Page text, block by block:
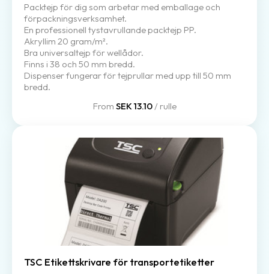
Packtejp för dig som arbetar med emballage och
förpackningsverksamhet.
En professionell tystavrullande packtejp PP.
Akryllim 20 gram/m².
Bra universaltejp för wellådor.
Finns i 38 och 50 mm bredd.
Dispenser fungerar för tejprullar med upp till 50 mm
bredd.
From SEK 13.10/ rulle
TSC Etikettskrivare för transportetiketter